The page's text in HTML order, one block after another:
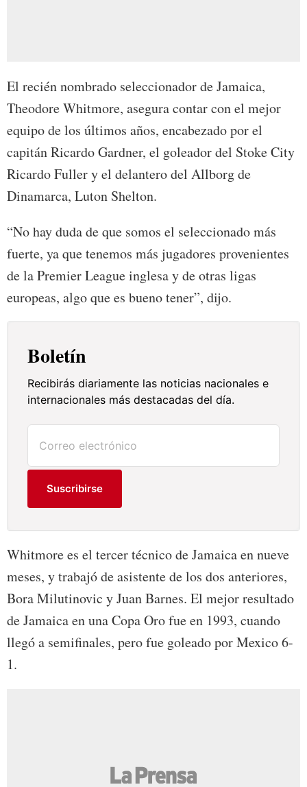
El recién nombrado seleccionador de Jamaica,
Theodore Whitmore, asegura contar con el mejor
equipo de los últimos años, encabezado por el
capitán Ricardo Gardner, el goleador del Stoke City
Ricardo Fuller y el delantero del Allborg de
Dinamarca, Luton Shelton.
“No hay duda de que somos el seleccionado más
fuerte, ya que tenemos más jugadores provenientes
de la Premier League inglesa y de otras ligas
europeas, algo que es bueno tener”, dijo.
Boletín
Recibirás diariamente las noticias nacionales e
internacionales más destacadas del día.
Suscribirse
Whitmore es el tercer técnico de Jamaica en nueve
meses, y trabajó de asistente de los dos anteriores,
Bora Milutinovic y Juan Barnes. El mejor resultado
de Jamaica en una Copa Oro fue en 1993, cuando
llegó a semifinales, pero fue goleado por Mexico 6-
1.